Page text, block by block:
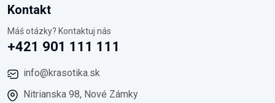
Kontakt
Máš otázky? Kontaktuj nás
+421 901 111 111
info@krasotika.sk
Nitrianska 98, Nové Zámky